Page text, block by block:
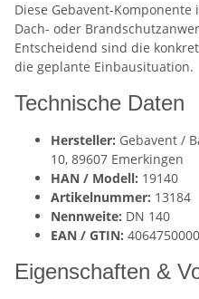
Diese Gebavent-
Dach- oder
Entscheidend sind die
die geplante Einbausituation.
Technische Daten
Hersteller: Gebavent /
10, 89607 Emerkingen
HAN / Modell: 19140
Artikelnummer: 13184
Nennweite: DN 140
EAN / GTIN:
Eigenschaften &